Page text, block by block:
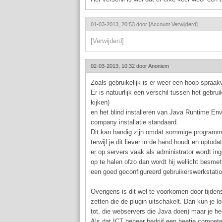
01-03-2013, 20:53 door [Account Verwijderd]
[Verwijderd]
02-03-2013, 10:32 doorAnoniem
Zoals gebruikelijk is er weer een hoop
Er is natuurlijk een verschil tussen het
kijken)
en het blind installeren van Java Runtime
company installatie standaard.
Dit kan handig zijn omdat sommige
terwijl je dit liever in de hand houdt en
er op servers vaak als administrator wordt
op te halen ofzo dan wordt hij wellicht
een goed geconfigureerd
Overigens is dit wel te voorkomen door
zetten die de plugin uitschakelt. Dan kun je
tot, die webservers die Java doen) maar je